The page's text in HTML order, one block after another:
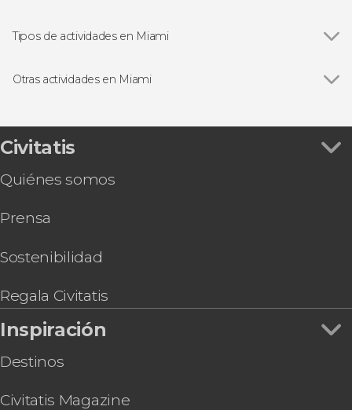
Parque Nacional de los Everglades
Tipos de actividades en Miami
Excursiones de un día
Otras actividades en Miami
Entrada al Museo de la Ciencia de Miami
Tren de alta velocidad Brightline entre Miami y
Paseo en helicóptero por Miami
Free tour por Miami Beach
Hard Rock Cafe Miami
Tour por el LoanDepot Park, el estadio de los
Marlins
Civitatis
Quiénes somos
Prensa
Sostenibilidad
Regala Civitatis
Inspiración
Destinos
Civitatis Magazine